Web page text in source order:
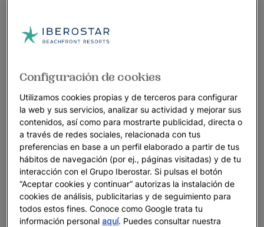
Un paseo por el hotel
Ver 37 fotos y vídeos
Configuración de cookies
Utilizamos cookies propias y de terceros para configurar
la web y sus servicios, analizar su actividad y mejorar sus
contenidos, así como para mostrarte publicidad, directa o
a través de redes sociales, relacionada con tus
preferencias en base a un perfil elaborado a partir de tus
hábitos de navegación (por ej., páginas visitadas) y de tu
interacción con el Grupo Iberostar. Si pulsas el botón
“Aceptar cookies y continuar” autorizas la instalación de
cookies de análisis, publicitarias y de seguimiento para
todos estos fines. Conoce como Google trata tu
información personalaquí. Puedes consultar nuestra